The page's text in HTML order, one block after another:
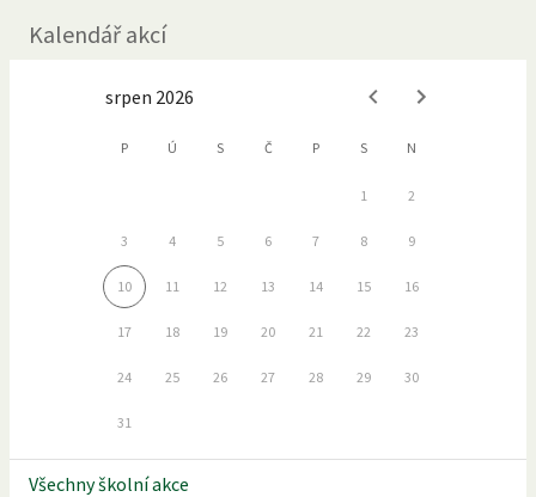
Kalendář akcí
srpen 2026
P Ú S Č P S N
1 2
3 4 5 6 7 8 9
10 11 12 13 14 15 16
17 18 19 20 21 22 23
24 25 26 27 28 29 30
31
Všechny školní akce